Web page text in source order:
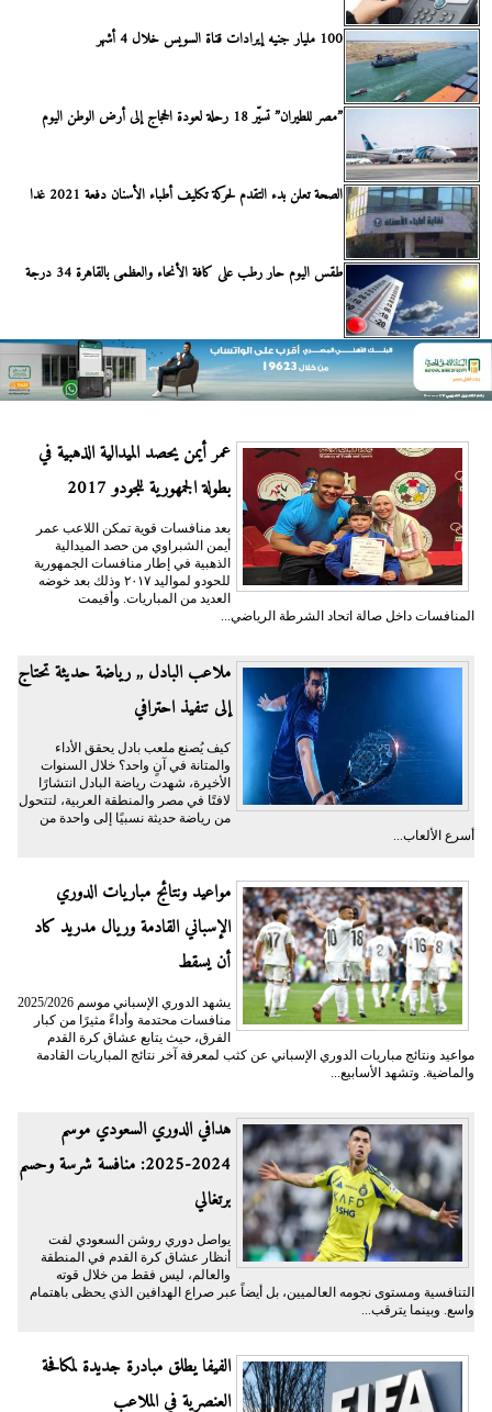
100 مليار جنيه إيرادات قناة السويس خلال 4 أشهر
”مصر للطيران” تسيّر 18 رحلة لعودة الحجاج إلى أرض الوطن اليوم
الصحة تعلن بدء التقدم لحركة تكليف أطباء الأسنان دفعة 2021 غدا
طقس اليوم حار رطب على كافة الأنحاء والعظمى بالقاهرة 34 درجة
عمر أيمن يحصد الميدالية الذهبية في
بطولة الجمهورية للجودو 2017
بعد منافسات قوية تمكن اللاعب عمر
أيمن الشبراوي من حصد الميدالية
الذهبية في إطار منافسات الجمهورية
للحودو لمواليد ٢٠١٧ وذلك بعد خوضه
العديد من المباريات. وأقيمت
المنافسات داخل صالة اتحاد الشرطة الرياضي...
ملاعب البادل ,, رياضة حديثة تحتاج
إلى تنفيذ احترافي
كيف يُصنع ملعب بادل يحقق الأداء
والمتانة في آنٍ واحد؟ خلال السنوات
الأخيرة، شهدت رياضة البادل انتشارًا
لافتًا في مصر والمنطقة العربية، لتتحول
من رياضة حديثة نسبيًا إلى واحدة من
أسرع الألعاب...
مواعيد ونتائج مباريات الدوري
الإسباني القادمة وريال مدريد كاد
أن يسقط
يشهد الدوري الإسباني موسم 2025/2026
منافسات محتدمة وأداءً مثيرًا من كبار
الفرق، حيث يتابع عشاق كرة القدم
مواعيد ونتائج مباريات الدوري الإسباني عن كثب لمعرفة آخر نتائج المباريات القادمة
والماضية. وتشهد الأسابيع...
هدافي الدوري السعودي موسم
2024-2025: منافسة شرسة وحسم
برتغالي
يواصل دوري روشن السعودي لفت
أنظار عشاق كرة القدم في المنطقة
والعالم، ليس فقط من خلال قوته
التنافسية ومستوى نجومه العالميين، بل أيضاً عبر صراع الهدافين الذي يحظى باهتمام
واسع. وبينما يترقب...
الفيفا يطلق مبادرة جديدة لمكافحة
العنصرية في الملاعب